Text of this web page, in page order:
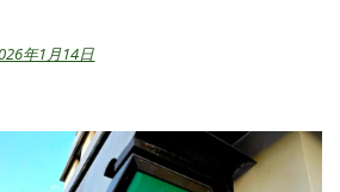
年1月14日